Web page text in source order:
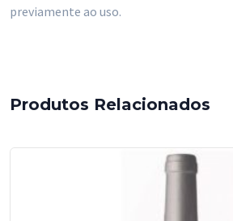
previamente ao uso.
Produtos Relacionados